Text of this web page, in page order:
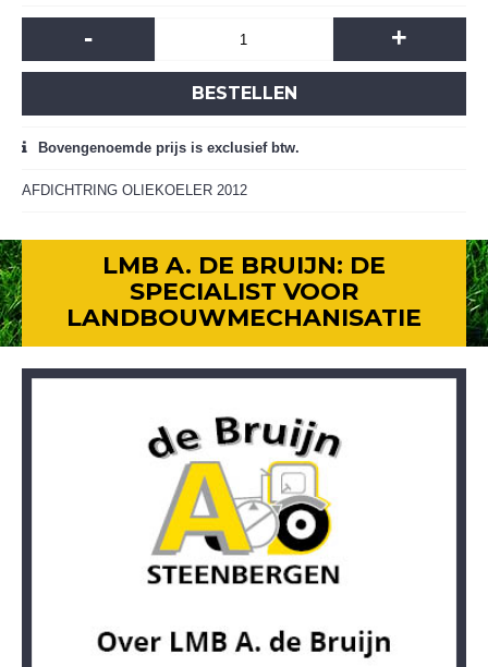
- +
BESTELLEN
Bovengenoemde prijs is exclusief btw.
AFDICHTRING OLIEKOELER 2012
LMB A. DE BRUIJN: DE
SPECIALIST VOOR
LANDBOUWMECHANISATIE